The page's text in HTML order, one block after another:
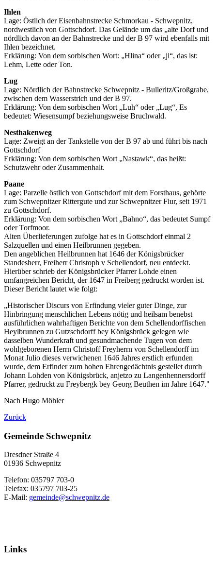
Ihlen
Lage: Östlich der Eisenbahnstrecke Schmorkau - Schwepnitz,
nordwestlich von Gottschdorf. Das Gelände um das „alte Dorf und
nördlich davon an der Bahnstrecke und der B 97 wird ebenfalls mit
Ihlen bezeichnet.
Erklärung: Von dem sorbischen Wort: „Hlina“ oder „ji“, das ist:
Lehm, Lette oder Ton.
Lug
Lage: Nördlich der Bahnstrecke Schwepnitz - Bulleritz/Großgrabe,
zwischen dem Wasserstrich und der B 97.
Erklärung: Von dem sorbischen Wort „Luh“ oder „Lug“, Es
bedeutet: Wiesensumpf beziehungsweise Bruchwald.
Nesthakenweg
Lage: Zweigt an der Tankstelle von der B 97 ab und führt bis nach
Gottschdorf
Erklärung: Von dem sorbischen Wort „Nastawk“, das heißt:
Schutzwehr oder Zusammenhalt.
Paane
Lage: Parzelle östlich von Gottschdorf mit dem Forsthaus, gehörte
zum Schwepnitzer Rittergute und zur Schwepnitzer Flur, seit 1971
zu Gottschdorf.
Erklärung: Von dem sorbischen Wort „Bahno“, das bedeutet Sumpf
oder Torfmoor.
Alten Überlieferungen zufolge hat es in Gottschdorf einmal 2
Salzquellen und einen Heilbrunnen gegeben.
Den angeblichen Heilbrunnen hat 1646 der Königsbrücker
Standesherr, Freiherr Christoph v Schellendorf, neu entdeckt.
Hierüber schrieb der Königsbrücker Pfarrer Lohde einen
umfangreichen Bericht, der 1647 in Freiberg gedruckt worden ist.
Dieser Bericht lautet wie folgt:
„Historischer Discurs von Erfindung vieler guter Dinge, zur
Hinbringung menschlichen Lebens nötig und heilsam benebst
ausführlichen wahrhaftigen Berichte von dem Schellendorffischen
Heylbrunnen zu Gutzschdorff bey Königsbrück gelegen wie
dasselben Wunderkraft und gesundmachende Tugen von dem
wohlgeborenen Herrn Christoff Freyherrn von Schellendorff im
Monat Julio dieses verwichenen 1646 Jahres erstlich erfunden
wurde, dem Erfinder zum hohen Ehrengedächtnis gestellet durch
Johann Lohden von Königsbrück, anjetzo zu Langenhennersdorff
Pfarrer, gedruckt zu Freybergk bey Georg Beuthen im Jahre 1647."
Nach Hugo Möhler
Zurück
Gemeinde Schwepnitz
Dresdner Straße 4
01936 Schwepnitz
Telefon: 035797 703-0
Telefax: 035797 703-25
E-Mail: gemeinde@schwepnitz.de
Links